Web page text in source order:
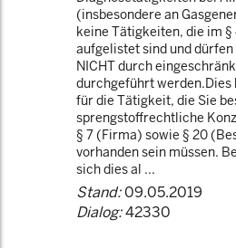
(insbesondere an
keine Tätigkeiten, die im §
aufgelistet sind und
NICHT durch
durchgeführt werden.Dies
für die Tätigkeit, die Sie
sprengstoffrechtliche
§ 7 (Firma) sowie § 20
vorhanden sein müssen.
sich dies al ...
Stand:09.05.2019
Dialog:42330